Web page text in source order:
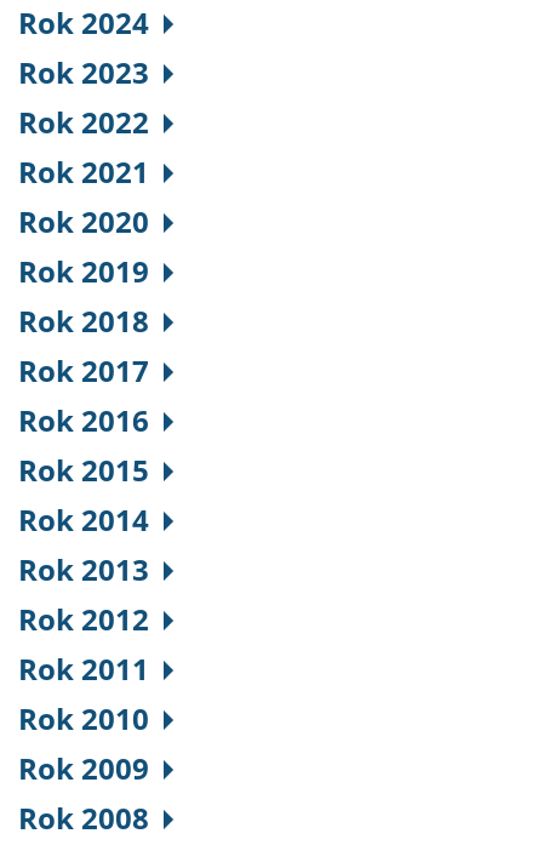
Rok 2024
Rok 2023
Rok 2022
Rok 2021
Rok 2020
Rok 2019
Rok 2018
Rok 2017
Rok 2016
Rok 2015
Rok 2014
Rok 2013
Rok 2012
Rok 2011
Rok 2010
Rok 2009
Rok 2008